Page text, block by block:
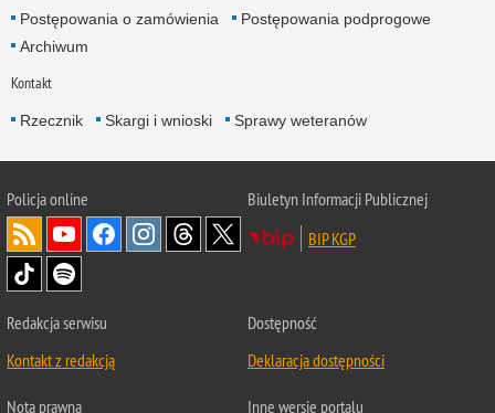
Postępowania o zamówienia
Postępowania podprogowe
Archiwum
Kontakt
Rzecznik Skargi i wnioski Sprawy weteranów
Policjaonline
Biuletyn Informacji Publicznej
BIP KGP
Redakcja serwisu
Kontakt z redakcją
Dostępność
Deklaracja dostępności
Nota prawna Inne wersje portalu